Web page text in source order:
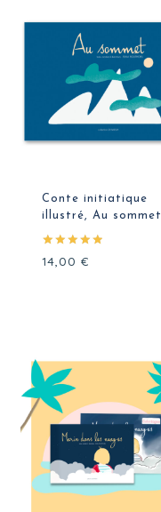
Conte initiatique
illustré, Au sommet
Note
5.00
14,00 €